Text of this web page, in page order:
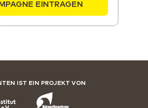
EINTRAGEN
IST EIN PROJEKT VON